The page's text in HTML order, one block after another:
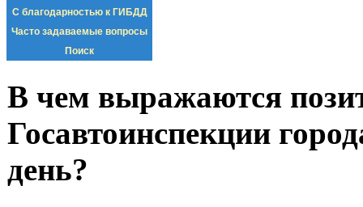
С благодарностью к ГИБДД
Часто задаваемые вопросы
Поиск
В чем выражаются
Госавтоинспекции
день?